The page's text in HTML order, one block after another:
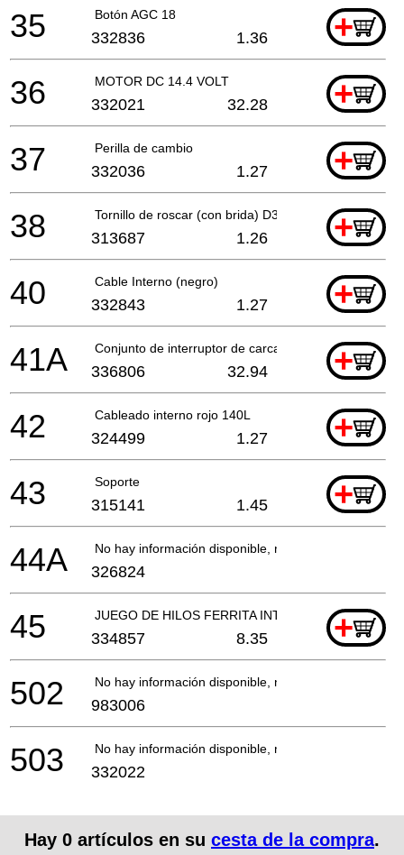
Botón AGC 18 +
35 332836 1.36
MOTOR DC 14.4 VOLT +
36 332021 32.28
Perilla de cambio +
37 332036 1.27
Tornillo de roscar (con brida) D3x16 (negro)+
38 313687 1.26
Cable Interno (negro) +
40 332843 1.27
Conjunto de interruptor de carcasa (verde)+
41A 336806 32.94
Cableado interno rojo 140L +
42 324499 1.27
Soporte +
43 315141 1.45
No hay información disponible, no se puede pedir
44A 326824
JUEGO DE HILOS FERRITA INTERNOS +
45 334857 8.35
No hay información disponible, no se puede pedir
502 983006
No hay información disponible, no se puede pedir
503 332022
Hay 0 artículos en su cesta de la compra.